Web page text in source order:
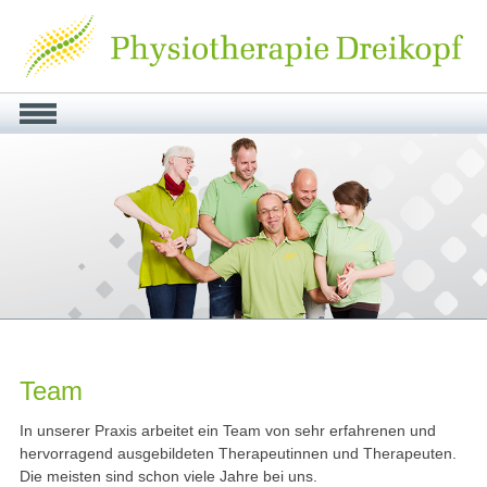
Privatleistungen
Gutscheine
Kurse
Team
Kontakt
Anfahrt
Team
In unserer Praxis arbeitet ein Team von sehr erfahrenen und
hervorragend ausgebildeten Therapeutinnen und Therapeuten.
Die meisten sind schon viele Jahre bei uns.